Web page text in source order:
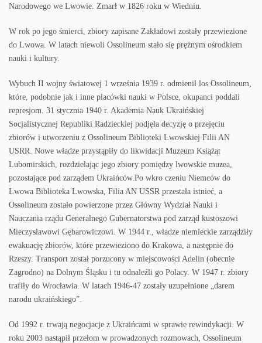
Narodowego we Lwowie. Zmarł w 1826 roku w Wiedniu.
W rok po jego śmierci, zbiory zapisane Zakładowi zostały przewiezione
do Lwowa. W latach niewoli Ossolineum stało się prężnym ośrodkiem
nauki i kultury.
Wybuch II wojny światowej 1 września 1939 r. odmienił los Ossolineum,
które, podobnie jak i inne placówki nauki w Polsce, okupanci poddali
represjom. 31 stycznia 1940 r. Akademia Nauk Ukraińskiej
Socjalistycznej Republiki Radzieckiej podjęła decyzję o przejęciu
zbiorów i utworzeniu z Ossolineum Biblioteki Lwowskiej Filii AN
USRR. Nowe władze przystąpiły do likwidacji Muzeum Książąt
Lubomirskich, rozdzielając jego zbiory pomiędzy lwowskie muzea,
pozostające pod zarządem Ukraińców.Po wkro czeniu Niemców do
Lwowa Biblioteka Lwowska, Filia AN USSR przestała istnieć, a
Ossolineum zostało powierzone przez Główny Wydział Nauki i
Nauczania rządu Generalnego Gubernatorstwa pod zarząd kustoszowi
Mieczysławowi Gębarowiczowi. W 1944 r., władze niemieckie zarządziły
ewakuację zbiorów, które przewieziono do Krakowa, a następnie do
Rzeszy. Transport został porzucony w miejscowości Adelin (obecnie
Zagrodno) na Dolnym Śląsku i tu odnaleźli go Polacy. W 1947 r. zbiory
trafiły do Wrocławia. W latach 1946-47 zostały uzupełnione „darem
narodu ukraińskiego”.
Od 1992 r. trwają negocjacje z Ukraińcami w sprawie rewindykacji. W
roku 2003 nastąpił przełom w prowadzonych rozmowach, Ossolineum